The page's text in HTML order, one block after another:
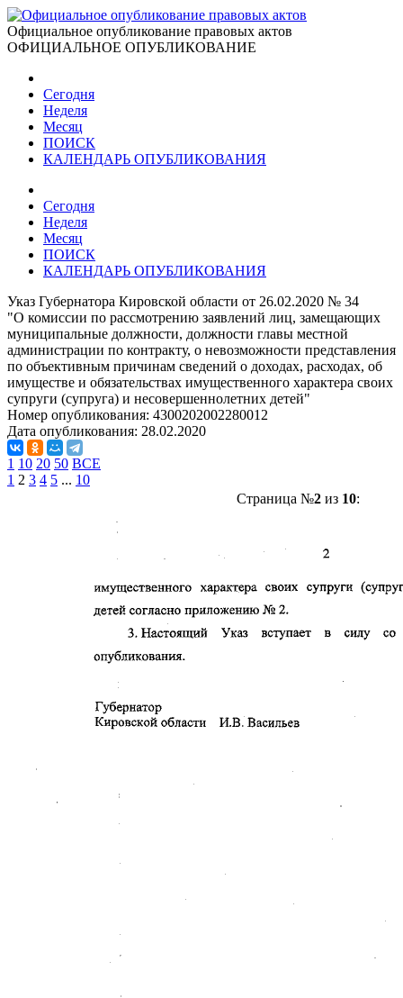
Официальное опубликование правовых актов
ОФИЦИАЛЬНОЕ ОПУБЛИКОВАНИЕ
Сегодня
Неделя
Месяц
ПОИСК
КАЛЕНДАРЬ ОПУБЛИКОВАНИЯ
Сегодня
Неделя
Месяц
ПОИСК
КАЛЕНДАРЬ ОПУБЛИКОВАНИЯ
Указ Губернатора Кировской области от 26.02.2020 № 34
"О комиссии по рассмотрению заявлений лиц, замещающих
муниципальные должности, должности главы местной
администрации по контракту, о невозможности представления
по объективным причинам сведений о доходах, расходах, об
имуществе и обязательствах имущественного характера своих
супруги (супруга) и несовершеннолетних детей"
Номер опубликования: 4300202002280012
Дата опубликования: 28.02.2020
1 10 20 50 ВСЕ
1 2 3 4 5 ... 10
Страница №2из 10: